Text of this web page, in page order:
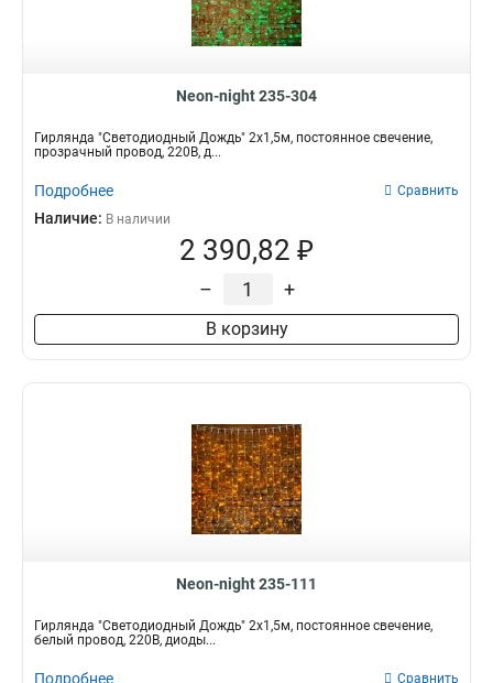
Neon-night 235-304
Гирлянда "Светодиодный Дождь" 2х1,5м, постоянное свечение,
прозрачный провод, 220В, д...
Подробнее Сравнить
Наличие: В наличии
2 390,82 ₽
– +
В корзину
Neon-night 235-111
Гирлянда "Светодиодный Дождь" 2х1,5м, постоянное свечение,
белый провод, 220В, диоды...
Подробнее Сравнить